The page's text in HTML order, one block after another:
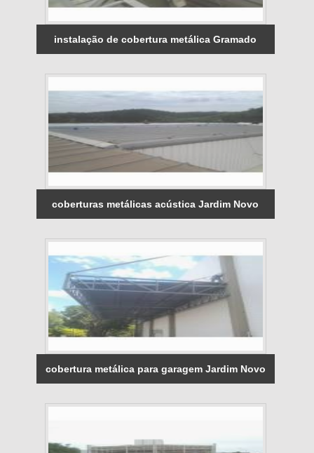
instalação de cobertura metálica Gramado
coberturas metálicas acústica Jardim Novo
cobertura metálica para garagem Jardim Novo